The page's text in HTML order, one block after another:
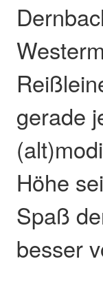
gerade
Höhe
Spaß
besser